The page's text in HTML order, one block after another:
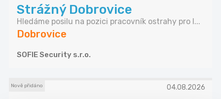
Strážný Dobrovice
Hledáme posilu na pozici pracovník ostrahy pro l...
Dobrovice
SOFIE Security s.r.o.
Nově přidáno 04.08.2026